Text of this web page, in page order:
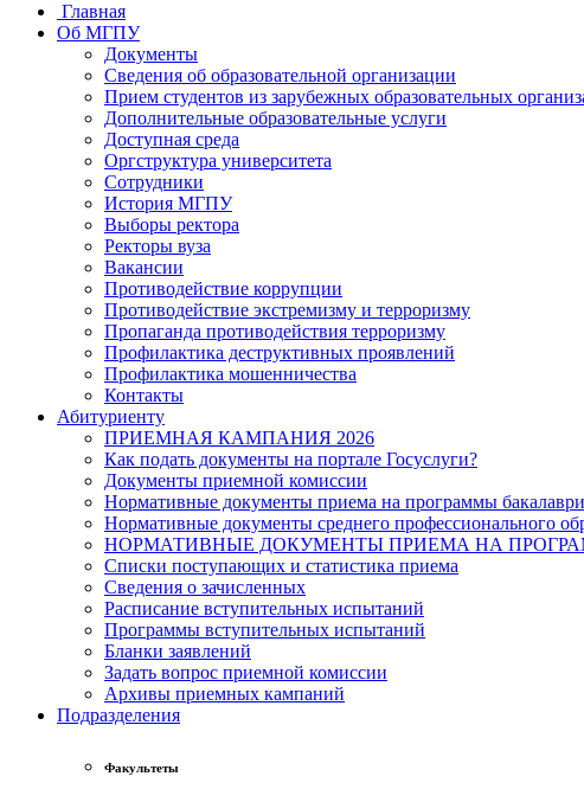
Главная
Об МГПУ
Документы
Сведения об образовательной организации
Прием студентов из зарубежных образовательных
Дополнительные образовательные услуги
Доступная среда
Оргструктура университета
Сотрудники
История МГПУ
Выборы ректора
Ректоры вуза
Вакансии
Противодействие коррупции
Противодействие экстремизму и терроризму
Пропаганда противодействия терроризму
Профилактика деструктивных проявлений
Профилактика мошенничества
Контакты
Абитуриенту
ПРИЕМНАЯ КАМПАНИЯ 2026
Как подать документы на портале Госуслуги?
Документы приемной комиссии
Нормативные документы приема на программы
Нормативные документы среднего профессионального
НОРМАТИВНЫЕ ДОКУМЕНТЫ ПРИЕМА НА
Списки поступающих и статистика приема
Сведения о зачисленных
Расписание вступительных испытаний
Программы вступительных испытаний
Бланки заявлений
Задать вопрос приемной комиссии
Архивы приемных кампаний
Подразделения
Факультеты